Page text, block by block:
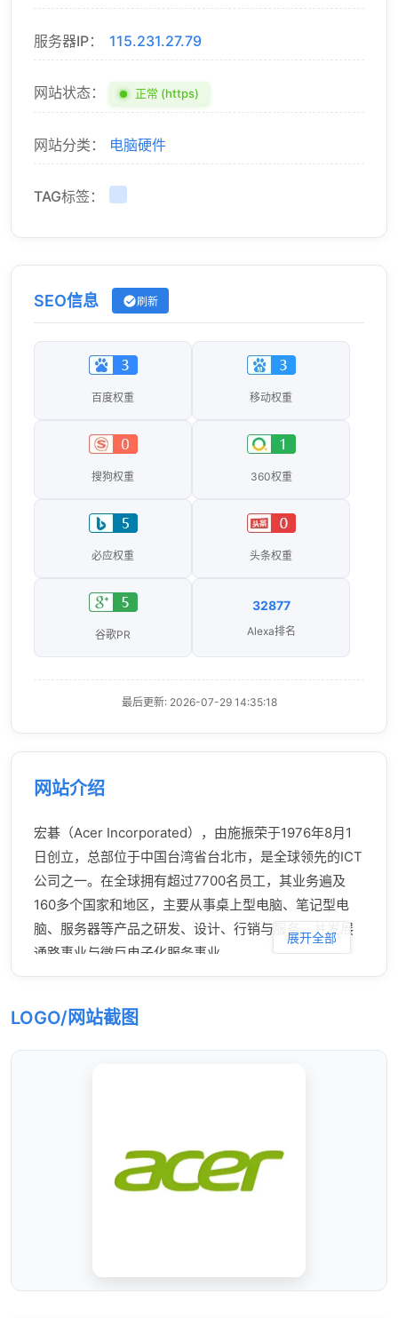
服务器IP： 115.231.27.79
网站状态： 正常 (https)
网站分类： 电脑硬件
TAG标签：
SEO信息 刷新
百度权重 移动权重
搜狗权重 360权重
必应权重 头条权重
谷歌PR
32877
Alexa排名
最后更新: 2026-07-29 14:35:18
网站介绍
宏碁（Acer Incorporated），由施振荣于1976年8月1
日创立，总部位于中国台湾省台北市，是全球领先的ICT
公司之一。在全球拥有超过7700名员工，其业务遍及
160多个国家和地区，主要从事桌上型电脑、笔记型电
脑、服务器等产品之研发、设计、行销与服务，并发展
通路事业与微巨电子化服务事业。
展开全部
LOGO/网站截图